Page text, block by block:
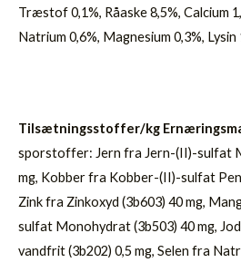
Træstof 0,1%, Råaske 8,5%, Calcium
Natrium 0,6%, Magnesium 0,3%, Lysin
Tilsætningsstoffer/kg
sporstoffer: Jern fra Jern-(II)-sulfat
mg, Kobber fra Kobber-(II)-sulfat
Zink fra Zinkoxyd (3b603) 40 mg,
sulfat Monohydrat (3b503) 40 mg,
vandfrit (3b202) 0,5 mg, Selen fra